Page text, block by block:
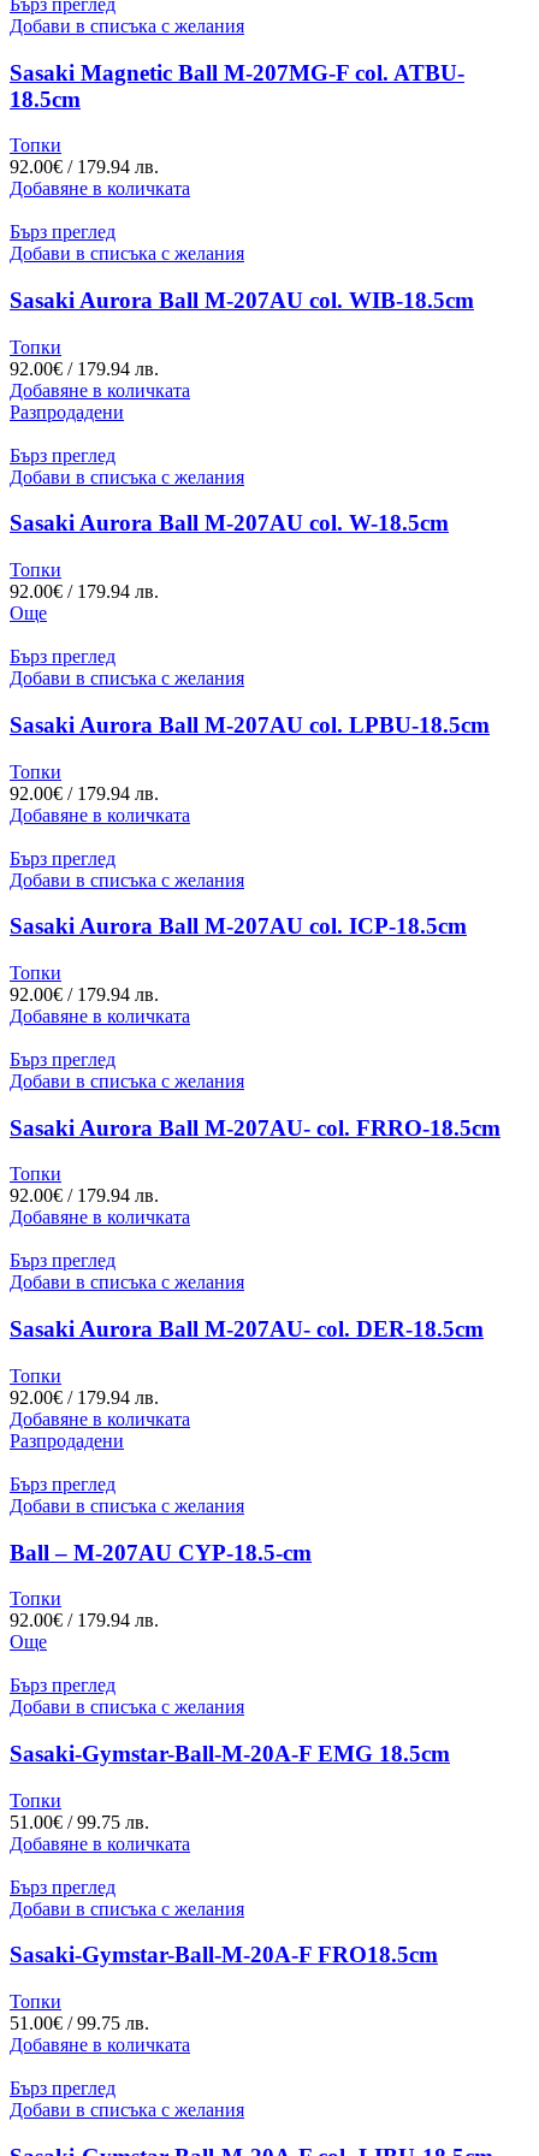
Добави в списъка с желания
Sasaki Magnetic Ball M-207MG-F col. ATBU-
18.5cm
Топки
92.00€ / 179.94 лв.
Добавяне в количката
Бърз преглед
Добави в списъка с желания
Sasaki Aurora Ball M-207AU col. WIB-18.5cm
Топки
92.00€ / 179.94 лв.
Добавяне в количката
Разпродадени
Бърз преглед
Добави в списъка с желания
Sasaki Aurora Ball M-207AU col. W-18.5cm
Топки
92.00€ / 179.94 лв.
Още
Бърз преглед
Добави в списъка с желания
Sasaki Aurora Ball M-207AU col. LPBU-18.5cm
Топки
92.00€ / 179.94 лв.
Добавяне в количката
Бърз преглед
Добави в списъка с желания
Sasaki Aurora Ball M-207AU col. ICP-18.5cm
Топки
92.00€ / 179.94 лв.
Добавяне в количката
Бърз преглед
Добави в списъка с желания
Sasaki Aurora Ball M-207AU- col. FRRO-18.5cm
Топки
92.00€ / 179.94 лв.
Добавяне в количката
Бърз преглед
Добави в списъка с желания
Sasaki Aurora Ball M-207AU- col. DER-18.5cm
Топки
92.00€ / 179.94 лв.
Добавяне в количката
Разпродадени
Бърз преглед
Добави в списъка с желания
Ball – M-207AU CYP-18.5-cm
Топки
92.00€ / 179.94 лв.
Още
Бърз преглед
Добави в списъка с желания
Sasaki-Gymstar-Ball-M-20A-F EMG 18.5cm
Топки
51.00€ / 99.75 лв.
Добавяне в количката
Бърз преглед
Добави в списъка с желания
Sasaki-Gymstar-Ball-M-20A-F FRO18.5cm
Топки
51.00€ / 99.75 лв.
Добавяне в количката
Бърз преглед
Добави в списъка с желания